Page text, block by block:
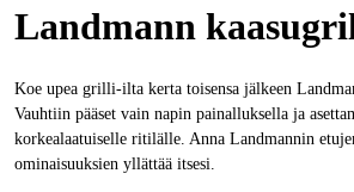
Sverige
Danmark
Norge
Deutschland
Koneet ja työkalut
Autotalli ja verstas
Konetarvikkeet ja käyttömateriaalit
Landmann
Koe upea grilli-ilta kerta toisensa jälkeen
Vauhtiin pääset vain napin painalluksella ja
korkealaatuiselle ritilälle. Anna Landmannin
ominaisuuksien yllättää itsesi.